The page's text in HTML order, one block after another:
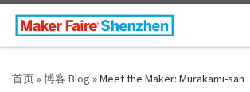
Skip to content
首页»博客 Blog »Meet the Maker: Murakami-san